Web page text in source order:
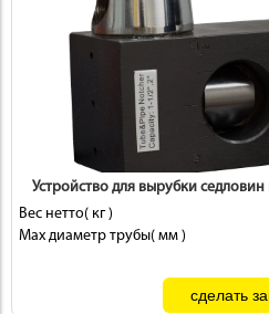
Устройство для вырубки седловин
Вес нетто( кг )
Max диаметр трубы( мм )